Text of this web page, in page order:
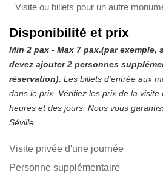
Visite ou billets pour un autre
Disponibilité et prix
Min 2 pax - Max 7 pax.(par exemple,
devez ajouter 2 personnes
réservation). Les billets d'entrée aux
dans le prix. Vérifiez les prix de la visite
heures et des jours. Nous vous
Séville.
Visite privée d'une journée
Personne supplémentaire